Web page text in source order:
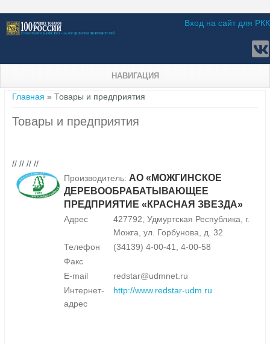
Вход на сайт для РКК
НАВИГАЦИЯ
Вы здесь
Главная » Товары и предприятия
Товары и предприятия
// // // //
Производитель: АО «МОЖГИНСКОЕ
ДЕРЕВООБРАБАТЫВАЮЩЕЕ
ПРЕДПРИЯТИЕ «КРАСНАЯ ЗВЕЗДА»
Адрес
427792, Удмуртская Республика, г.
Можга, ул. Горбунова, д. 32
Телефон
(34139) 4-00-41, 4-00-58
Факс
E-mail
redstar@udmnet.ru
Интернет-
адрес
http://www.redstar-udm.ru